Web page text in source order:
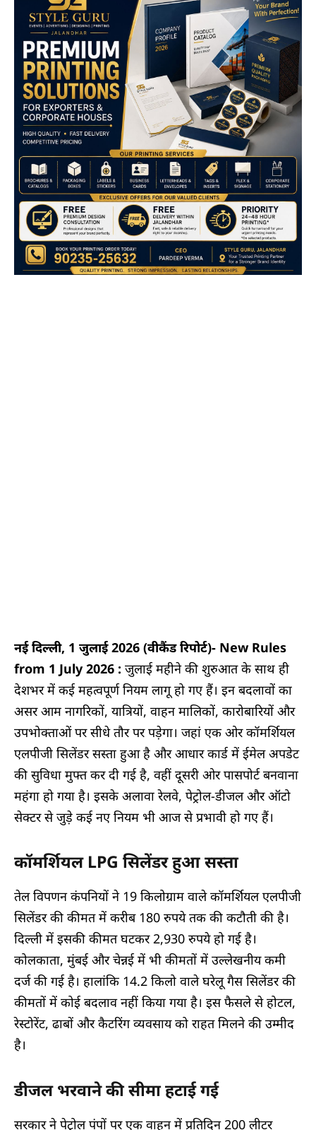
नई दिल्ली, 1 जुलाई 2026 (वीकैंड रिपोर्ट)- New Rules
from 1 July 2026 : जुलाई महीने की शुरुआत के साथ ही
देशभर में कई महत्वपूर्ण नियम लागू हो गए हैं। इन बदलावों का
असर आम नागरिकों, यात्रियों, वाहन मालिकों, कारोबारियों और
उपभोक्ताओं पर सीधे तौर पर पड़ेगा। जहां एक ओर कॉमर्शियल
एलपीजी सिलेंडर सस्ता हुआ है और आधार कार्ड में ईमेल अपडेट
की सुविधा मुफ्त कर दी गई है, वहीं दूसरी ओर पासपोर्ट बनवाना
महंगा हो गया है। इसके अलावा रेलवे, पेट्रोल-डीजल और ऑटो
सेक्टर से जुड़े कई नए नियम भी आज से प्रभावी हो गए हैं।
कॉमर्शियल LPG सिलेंडर हुआ सस्ता
तेल विपणन कंपनियों ने 19 किलोग्राम वाले कॉमर्शियल एलपीजी
सिलेंडर की कीमत में करीब 180 रुपये तक की कटौती की है।
दिल्ली में इसकी कीमत घटकर 2,930 रुपये हो गई है।
कोलकाता, मुंबई और चेन्नई में भी कीमतों में उल्लेखनीय कमी
दर्ज की गई है। हालांकि 14.2 किलो वाले घरेलू गैस सिलेंडर की
कीमतों में कोई बदलाव नहीं किया गया है। इस फैसले से होटल,
रेस्टोरेंट, ढाबों और कैटरिंग व्यवसाय को राहत मिलने की उम्मीद
है।
डीजल भरवाने की सीमा हटाई गई
सरकार ने पेट्रोल पंपों पर एक वाहन में प्रतिदिन 200 लीटर